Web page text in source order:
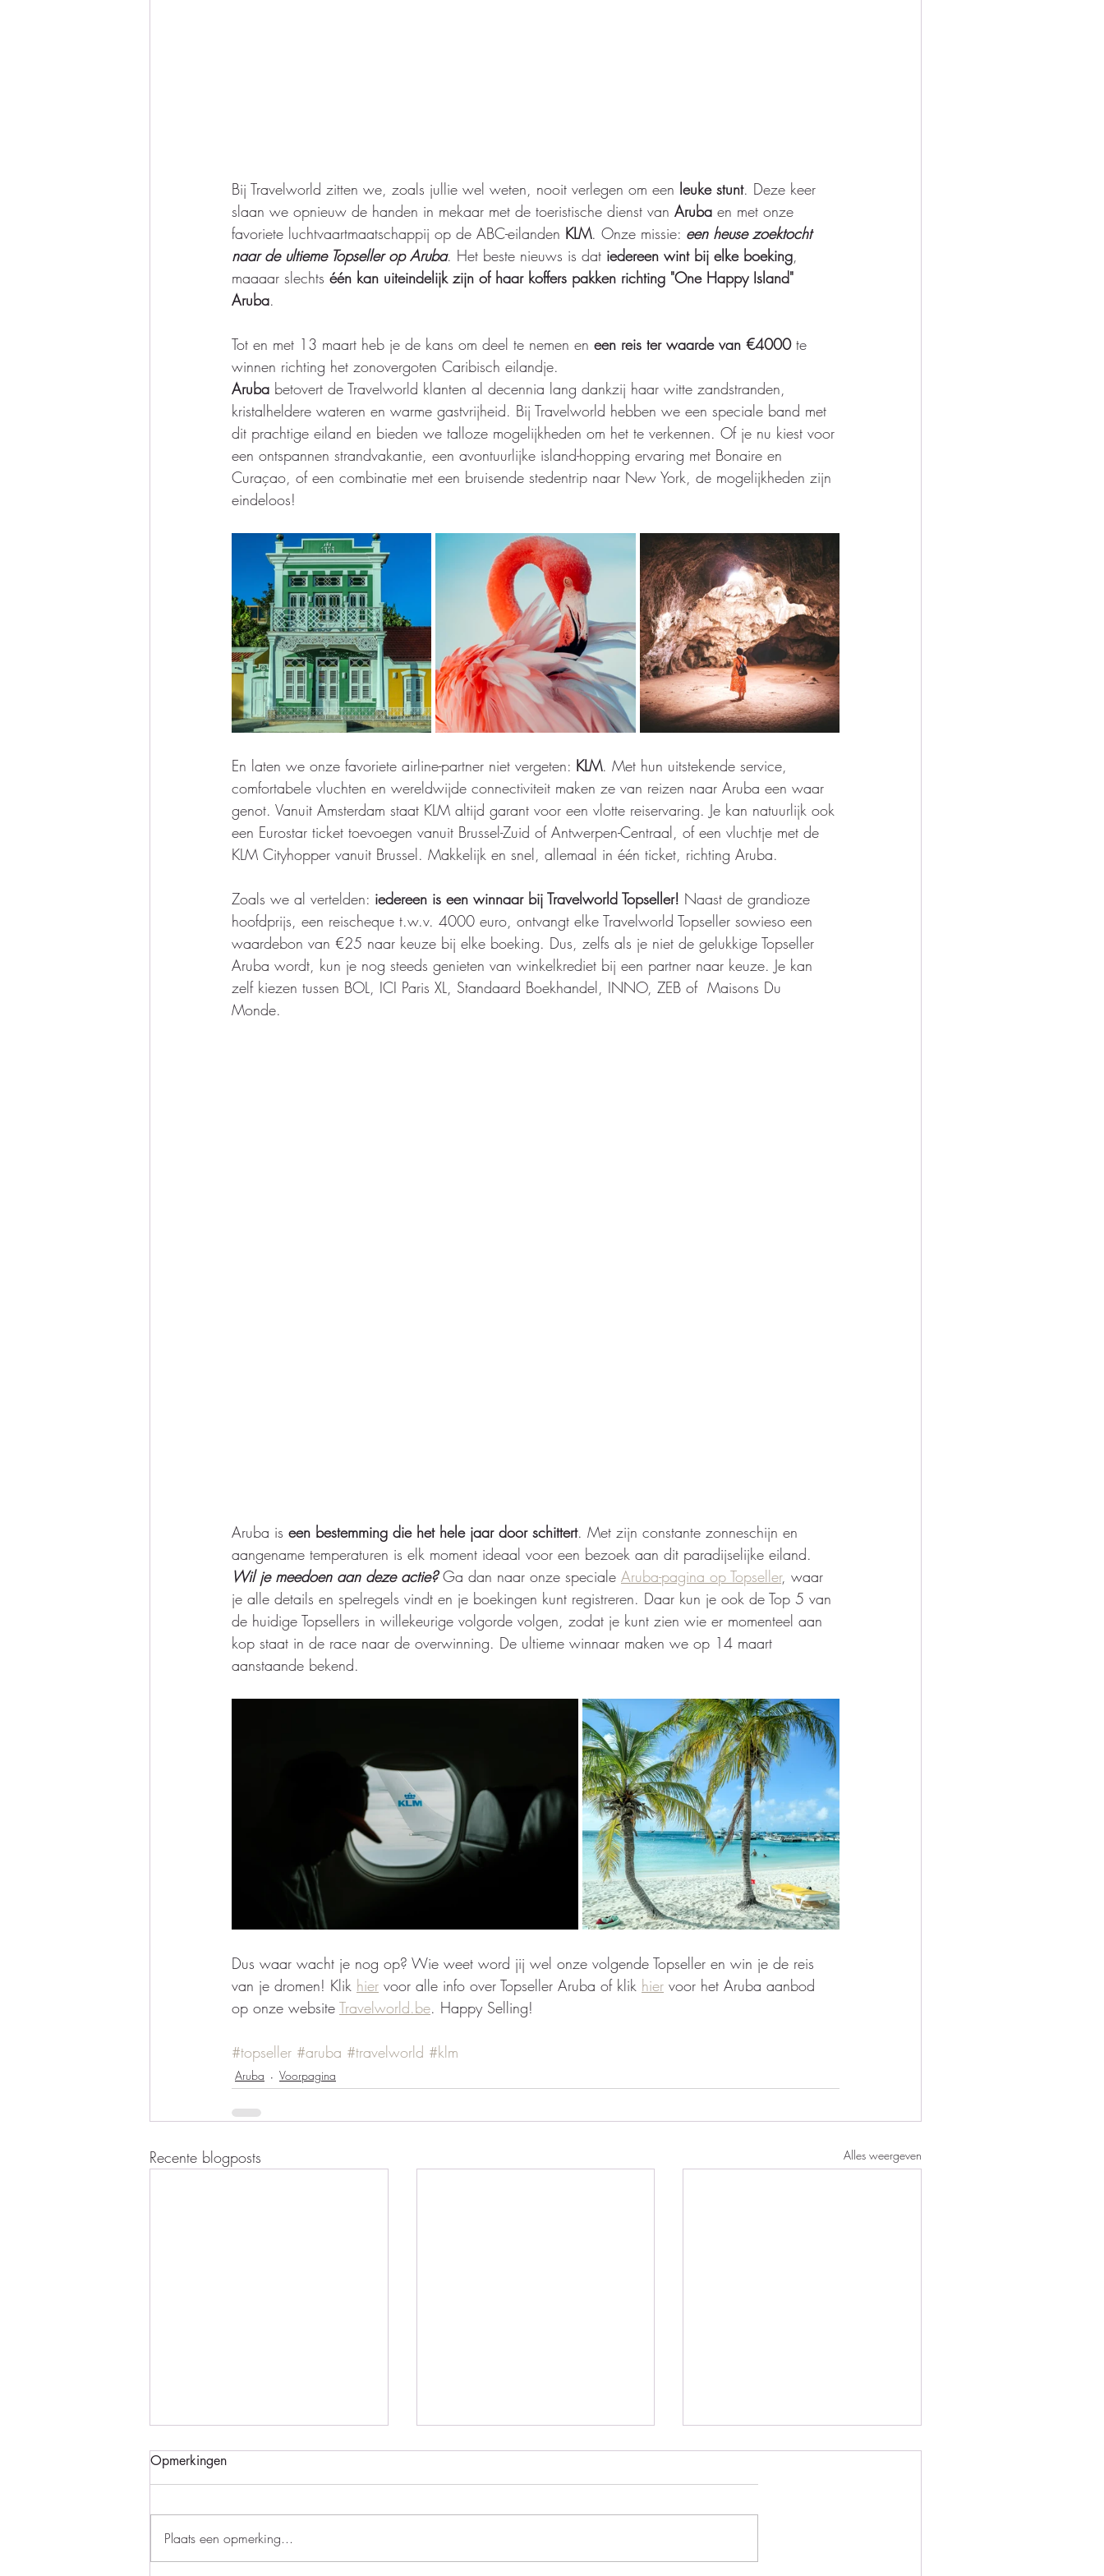
Bij Travelworld zitten we, zoals jullie wel weten, nooit verlegen om een leuke stunt. Deze keer
slaan we opnieuw de handen in mekaar met de toeristische dienst van Aruba en met onze
favoriete luchtvaartmaatschappij op de ABC-eilanden KLM. Onze missie: een heuse zoektocht
naar de ultieme Topseller op Aruba. Het beste nieuws is dat iedereen wint bij elke boeking,
maaaar slechts één kan uiteindelijk zijn of haar koffers pakken richting "One Happy Island"
Aruba.
Tot en met 13 maart heb je de kans om deel te nemen en een reis ter waarde van €4000 te
winnen richting het zonovergoten Caribisch eilandje.
Aruba betovert de Travelworld klanten al decennia lang dankzij haar witte zandstranden,
kristalheldere wateren en warme gastvrijheid. Bij Travelworld hebben we een speciale band met
dit prachtige eiland en bieden we talloze mogelijkheden om het te verkennen. Of je nu kiest voor
een ontspannen strandvakantie, een avontuurlijke island-hopping ervaring met Bonaire en
Curaçao, of een combinatie met een bruisende stedentrip naar New York, de mogelijkheden zijn
eindeloos!
En laten we onze favoriete airline-partner niet vergeten: KLM. Met hun uitstekende service,
comfortabele vluchten en wereldwijde connectiviteit maken ze van reizen naar Aruba een waar
genot. Vanuit Amsterdam staat KLM altijd garant voor een vlotte reiservaring. Je kan natuurlijk ook
een Eurostar ticket toevoegen vanuit Brussel-Zuid of Antwerpen-Centraal, of een vluchtje met de
KLM Cityhopper vanuit Brussel. Makkelijk en snel, allemaal in één ticket, richting Aruba.
Zoals we al vertelden: iedereen is een winnaar bij Travelworld Topseller! Naast de grandioze
hoofdprijs, een reischeque t.w.v. 4000 euro, ontvangt elke Travelworld Topseller sowieso een
waardebon van €25 naar keuze bij elke boeking. Dus, zelfs als je niet de gelukkige Topseller
Aruba wordt, kun je nog steeds genieten van winkelkrediet bij een partner naar keuze. Je kan
zelf kiezen tussen BOL, ICI Paris XL, Standaard Boekhandel, INNO, ZEB of  Maisons Du
Monde.
Aruba is een bestemming die het hele jaar door schittert. Met zijn constante zonneschijn en
aangename temperaturen is elk moment ideaal voor een bezoek aan dit paradijselijke eiland.
Wil je meedoen aan deze actie? Ga dan naar onze speciale Aruba-pagina op Topseller, waar
je alle details en spelregels vindt en je boekingen kunt registreren. Daar kun je ook de Top 5 van
de huidige Topsellers in willekeurige volgorde volgen, zodat je kunt zien wie er momenteel aan
kop staat in de race naar de overwinning. De ultieme winnaar maken we op 14 maart
aanstaande bekend.
Dus waar wacht je nog op? Wie weet word jij wel onze volgende Topseller en win je de reis
van je dromen! Klik hier voor alle info over Topseller Aruba of klik hier voor het Aruba aanbod
op onze website Travelworld.be. Happy Selling!
#topseller #aruba #travelworld #klm
Aruba Voorpagina
Recente blogposts Alles weergeven
Opmerkingen
Plaats een opmerking...